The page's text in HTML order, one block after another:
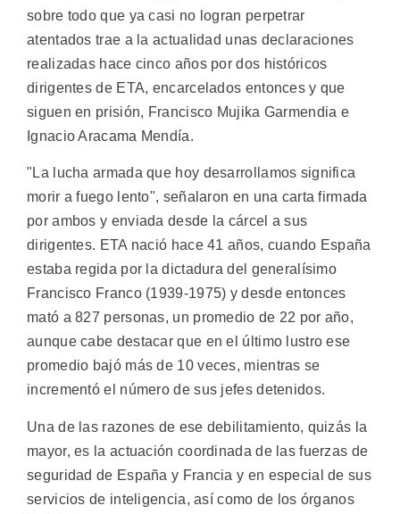
sobre todo que ya casi no logran perpetrar
atentados trae a la actualidad unas declaraciones
realizadas hace cinco años por dos históricos
dirigentes de ETA, encarcelados entonces y que
siguen en prisión, Francisco Mujika Garmendia e
Ignacio Aracama Mendía.
"La lucha armada que hoy desarrollamos significa
morir a fuego lento", señalaron en una carta firmada
por ambos y enviada desde la cárcel a sus
dirigentes. ETA nació hace 41 años, cuando España
estaba regida por la dictadura del generalísimo
Francisco Franco (1939-1975) y desde entonces
mató a 827 personas, un promedio de 22 por año,
aunque cabe destacar que en el último lustro ese
promedio bajó más de 10 veces, mientras se
incrementó el número de sus jefes detenidos.
Una de las razones de ese debilitamiento, quizás la
mayor, es la actuación coordinada de las fuerzas de
seguridad de España y Francia y en especial de sus
servicios de inteligencia, así como de los órganos